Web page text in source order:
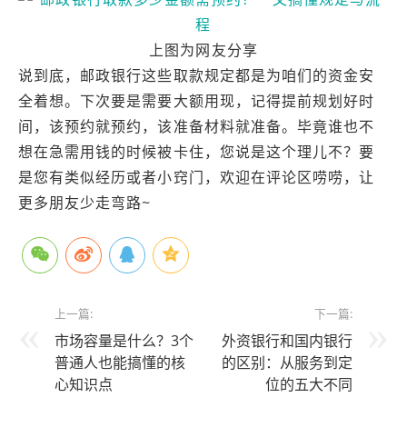
上图为网友分享
说到底，邮政银行这些取款规定都是为咱们的资金安
全着想。下次要是需要大额用现，记得提前规划好时
间，该预约就预约，该准备材料就准备。毕竟谁也不
想在急需用钱的时候被卡住，您说是这个理儿不？要
是您有类似经历或者小窍门，欢迎在评论区唠唠，让
更多朋友少走弯路~
上一篇:
市场容量是什么？3个
普通人也能搞懂的核
心知识点
下一篇:
外资银行和国内银行
的区别：从服务到定
位的五大不同